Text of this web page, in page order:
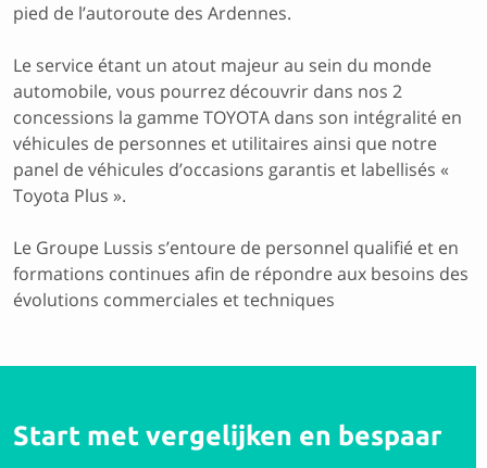
pied de l’autoroute des Ardennes.
Le service étant un atout majeur au sein du monde
automobile, vous pourrez découvrir dans nos 2
concessions la gamme TOYOTA dans son intégralité en
véhicules de personnes et utilitaires ainsi que notre
panel de véhicules d’occasions garantis et labellisés «
Toyota Plus ».
Le Groupe Lussis s’entoure de personnel qualifié et en
formations continues afin de répondre aux besoins des
évolutions commerciales et techniques
Start met vergelijken en bespaar